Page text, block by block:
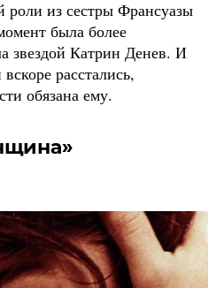
роли из сестры Франсуазы
была более
звездой Катрин Денев. И
расстались,
обязана ему.